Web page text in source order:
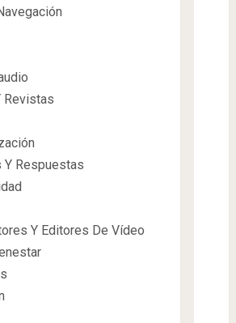
Revistas
Y Respuestas
Y Editores De Vídeo